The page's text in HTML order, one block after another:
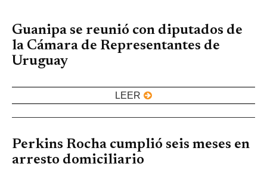
Guanipa se reunió con diputados de
la Cámara de Representantes de
Uruguay
LEER
Perkins Rocha cumplió seis meses en
arresto domiciliario